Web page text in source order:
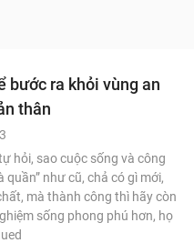
bước ra khỏi vùng an
thân
hỏi, sao cuộc sống và công
quần” như cũ, chả có gì mới,
mà thành công thì hãy còn
sống phong phú hơn, họ